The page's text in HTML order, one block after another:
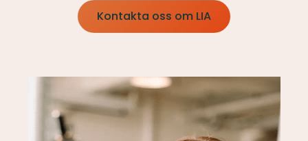
Kontakta oss om LIA